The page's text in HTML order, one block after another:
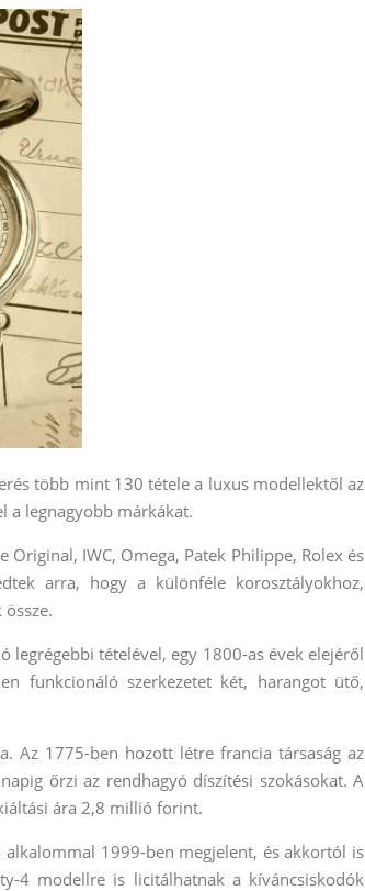
több mint 130 tétele a luxus modellektől az
a legnagyobb márkákat.
IWC, Omega, Patek Philippe, Rolex és
arra, hogy a különféle korosztályokhoz,
legrégebbi tételével, egy 1800-as évek elejéről
funkcionáló szerkezetet két, harangot ütő,
Az 1775-ben hozott létre francia társaság az
őrzi az rendhagyó díszítési szokásokat. A
ára 2,8 millió forint.
1999-ben megjelent, és akkortól is
4 modellre is licitálhatnak a kíváncsiskodók